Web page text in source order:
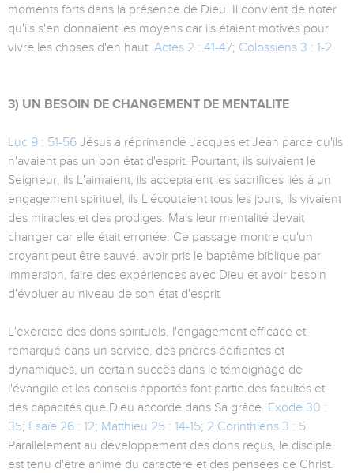
moments forts dans la présence de Dieu. Il convient de noter
qu'ils s'en donnaient les moyens car ils étaient motivés pour
vivre les choses d'en haut. Actes 2 : 41-47; Colossiens 3 : 1-2.
3) UN BESOIN DE CHANGEMENT DE MENTALITE
Luc 9 : 51-56 Jésus a réprimandé Jacques et Jean parce qu'ils
n'avaient pas un bon état d'esprit. Pourtant, ils suivaient le
Seigneur, ils L'aimaient, ils acceptaient les sacrifices liés à un
engagement spirituel, ils L'écoutaient tous les jours, ils vivaient
des miracles et des prodiges. Mais leur mentalité devait
changer car elle était erronée. Ce passage montre qu'un
croyant peut être sauvé, avoir pris le baptême biblique par
immersion, faire des expériences avec Dieu et avoir besoin
d'évoluer au niveau de son état d'esprit.
L'exercice des dons spirituels, l'engagement efficace et
remarqué dans un service, des prières édifiantes et
dynamiques, un certain succès dans le témoignage de
l'évangile et les conseils apportés font partie des facultés et
des capacités que Dieu accorde dans Sa grâce. Exode 30 :
35; Esaïe 26 : 12; Matthieu 25 : 14-15; 2 Corinthiens 3 : 5.
Parallèlement au développement des dons reçus, le disciple
est tenu d'être animé du caractère et des pensées de Christ.